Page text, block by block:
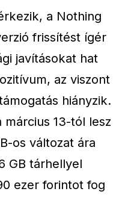
a Nothing
frissítést ígér
javításokat hat
az viszont
hiányzik.
13-tól lesz
os változat ára
GB tárhellyel
ezer forintot fog